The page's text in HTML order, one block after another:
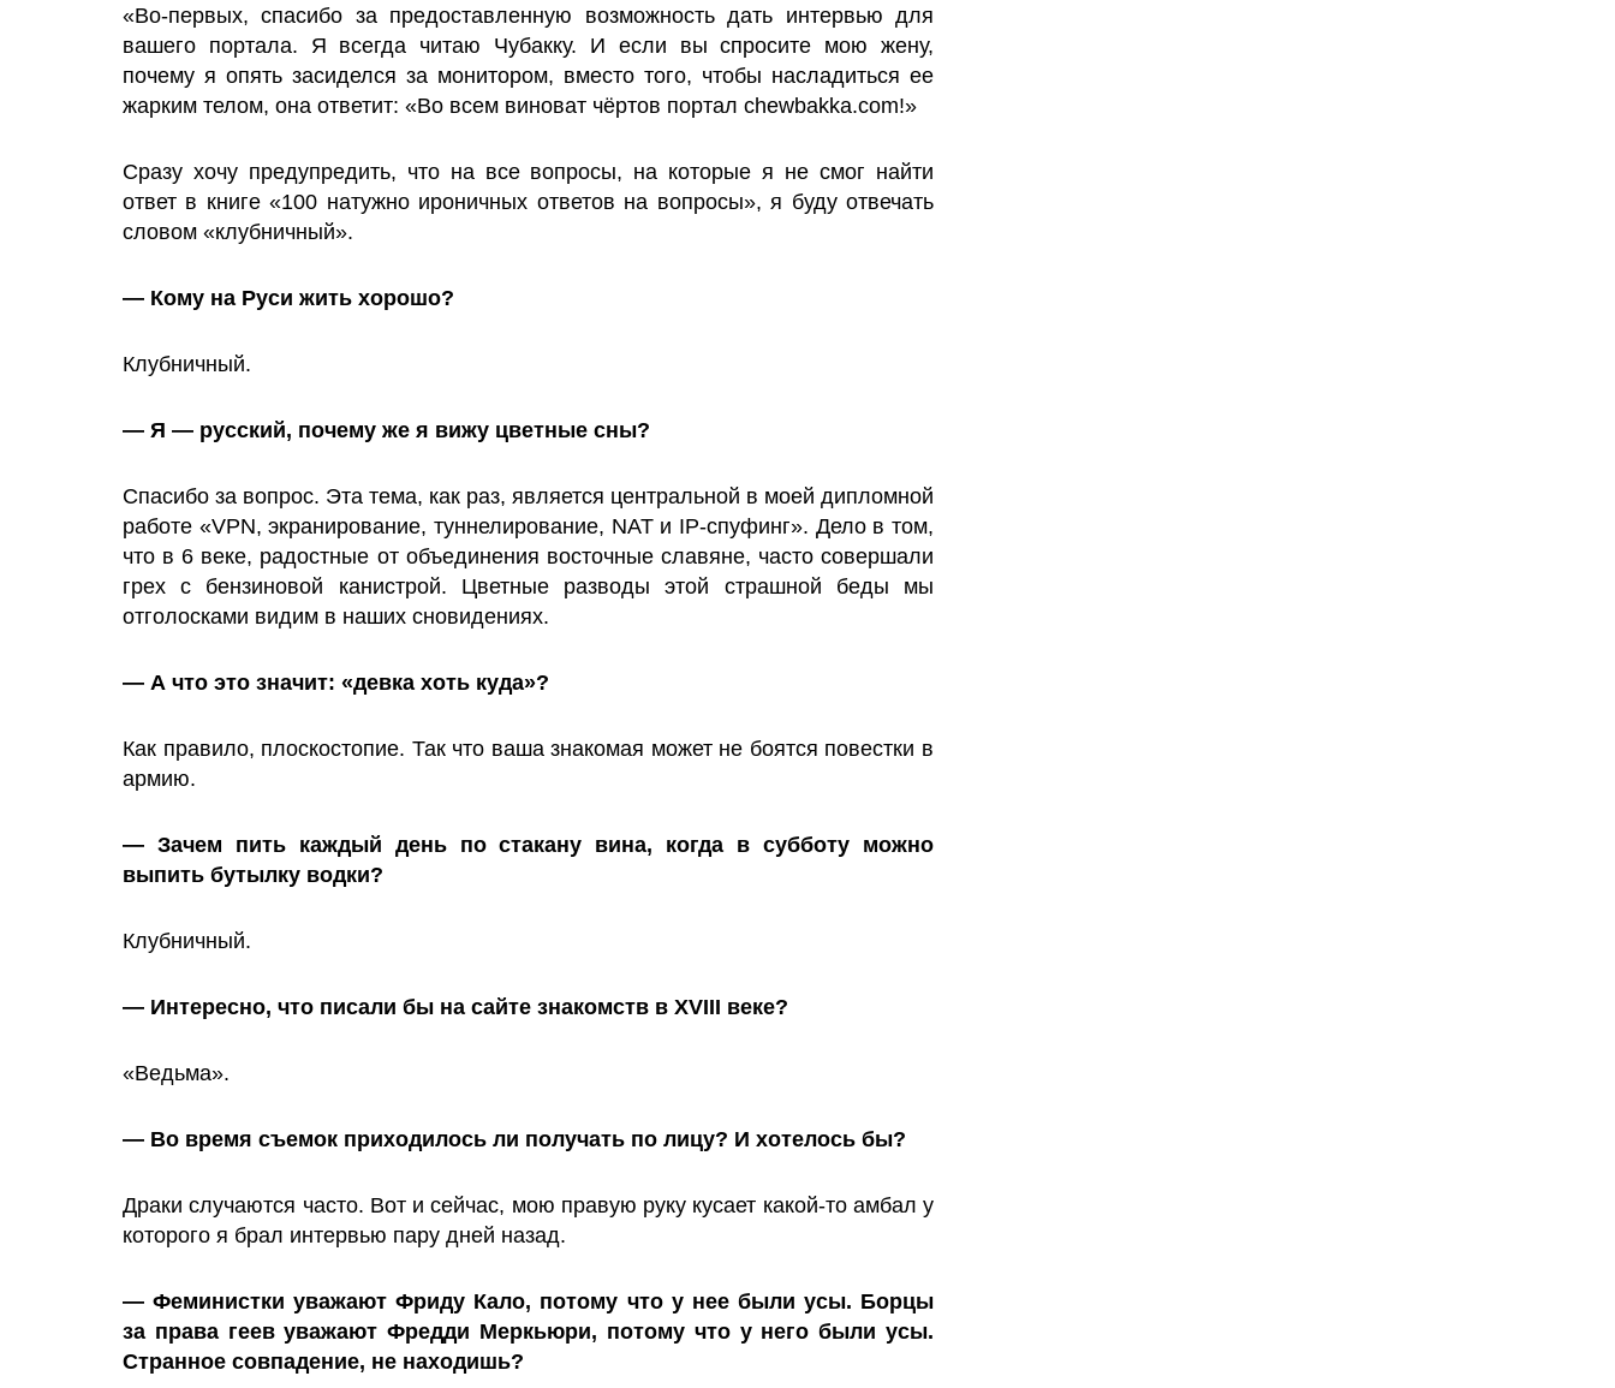
«Во-первых, спасибо за предоставленную возможность дать интервью для
вашего портала. Я всегда читаю Чубакку. И если вы спросите мою жену,
почему я опять засиделся за монитором, вместо того, чтобы насладиться ее
жарким телом, она ответит: «Во всем виноват чёртов портал chewbakka.com!»
Сразу хочу предупредить, что на все вопросы, на которые я не смог найти
ответ в книге «100 натужно ироничных ответов на вопросы», я буду отвечать
словом «клубничный».
— Кому на Руси жить хорошо?
Клубничный.
— Я — русский, почему же я вижу цветные сны?
Спасибо за вопрос. Эта тема, как раз, является центральной в моей дипломной
работе «VPN, экранирование, туннелирование, NAT и IP-спуфинг». Дело в том,
что в 6 веке, радостные от объединения восточные славяне, часто совершали
грех с бензиновой канистрой. Цветные разводы этой страшной беды мы
отголосками видим в наших сновидениях.
— А что это значит: «девка хоть куда»?
Как правило, плоскостопие. Так что ваша знакомая может не боятся повестки в
армию.
— Зачем пить каждый день по стакану вина, когда в субботу можно
выпить бутылку водки?
Клубничный.
— Интересно, что писали бы на сайте знакомств в XVIII веке?
«Ведьма».
— Во время съемок приходилось ли получать по лицу? И хотелось бы?
Драки случаются часто. Вот и сейчас, мою правую руку кусает какой-то амбал у
которого я брал интервью пару дней назад.
— Феминистки уважают Фриду Кало, потому что у нее были усы. Борцы
за права геев уважают Фредди Меркьюри, потому что у него были усы.
Странное совпадение, не находишь?